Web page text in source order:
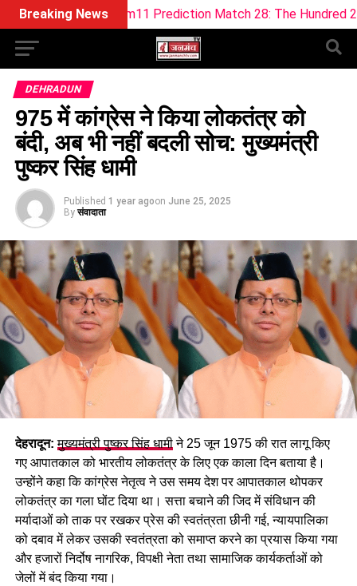
Breaking News
Dream11 Prediction Match 28: The Hundred 2026 (9 Aug)
DEHRADUN
975 में कांग्रेस ने किया लोकतंत्र को
बंदी, अब भी नहीं बदली सोच: मुख्यमंत्री
पुष्कर सिंह धामी
Published 1 year agoon June 25, 2025
By संवादाता
देहरादून:मुख्यमंत्री पुष्कर सिंह धामीने 25 जून 1975 की रात लागू किए
गए आपातकाल को भारतीय लोकतंत्र के लिए एक काला दिन बताया है।
उन्होंने कहा कि कांग्रेस नेतृत्व ने उस समय देश पर आपातकाल थोपकर
लोकतंत्र का गला घोंट दिया था। सत्ता बचाने की जिद में संविधान की
मर्यादाओं को ताक पर रखकर प्रेस की स्वतंत्रता छीनी गई, न्यायपालिका
को दबाव में लेकर उसकी स्वतंत्रता को समाप्त करने का प्रयास किया गया
और हजारों निर्दोष नागरिक, विपक्षी नेता तथा सामाजिक कार्यकर्ताओं को
जेलों में बंद किया गया।